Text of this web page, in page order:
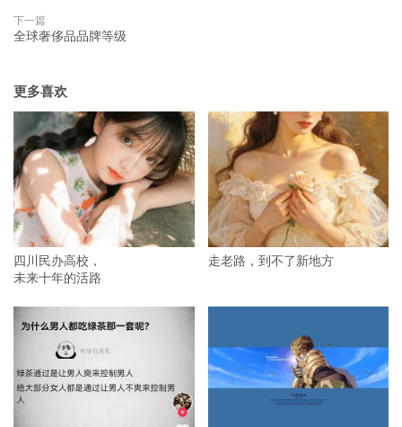
下一篇
全球奢侈品品牌等级
更多喜欢
四川民办高校，
未来十年的活路
走老路，到不了新地方